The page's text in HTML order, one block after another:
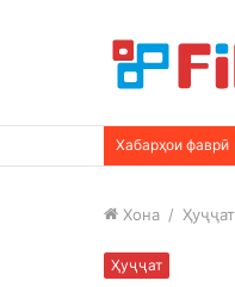
Хабарҳои фаврӣ
Хона / Ҳуҷҷат
Ҳуҷҷат